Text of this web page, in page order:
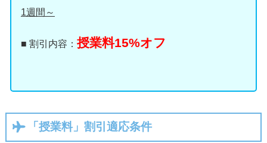
1週間～
■ 割引内容： 授業料15%オフ
「授業料」割引適応条件